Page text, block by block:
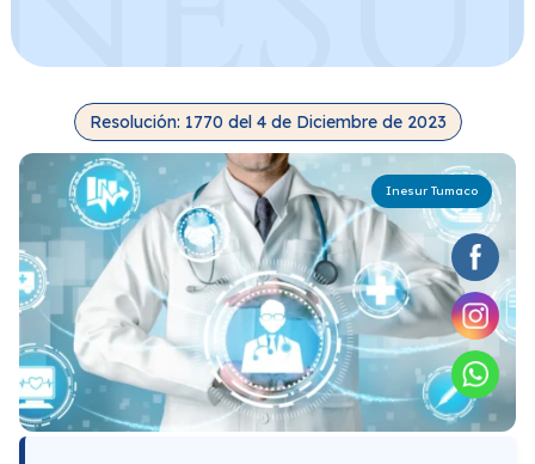
Inesur Tumaco
Resolución: 1770 del 4 de Diciembre de 2023